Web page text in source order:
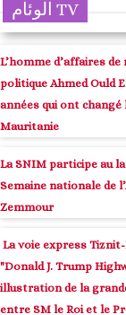
الوئام TV
L’homme d’affaires
politique Ahmed Ould
années qui ont changé
Mauritanie
La SNIM participe au
Semaine nationale de
Zemmour
La voie express
"Donald J. Trump
illustration de la
entre SM le Roi et le